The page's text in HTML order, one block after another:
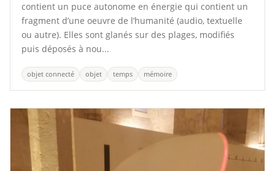
contient un puce autonome en énergie qui contient un
fragment d’une oeuvre de l’humanité (audio, textuelle
ou autre). Elles sont glanés sur des plages, modifiés
puis déposés à nou...
objet connecté objet temps mémoire